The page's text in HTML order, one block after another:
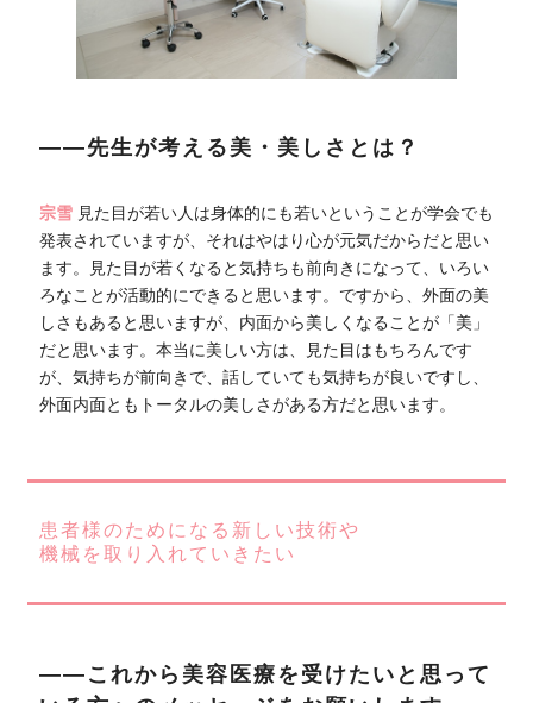
――先生が考える美・美しさとは？
宗雪 見た目が若い人は身体的にも若いということが学会でも
発表されていますが、それはやはり心が元気だからだと思い
ます。見た目が若くなると気持ちも前向きになって、いろい
ろなことが活動的にできると思います。ですから、外面の美
しさもあると思いますが、内面から美しくなることが「美」
だと思います。本当に美しい方は、見た目はもちろんです
が、気持ちが前向きで、話していても気持ちが良いですし、
外面内面ともトータルの美しさがある方だと思います。
患者様のためになる新しい技術や
機械を取り入れていきたい
――これから美容医療を受けたいと思って